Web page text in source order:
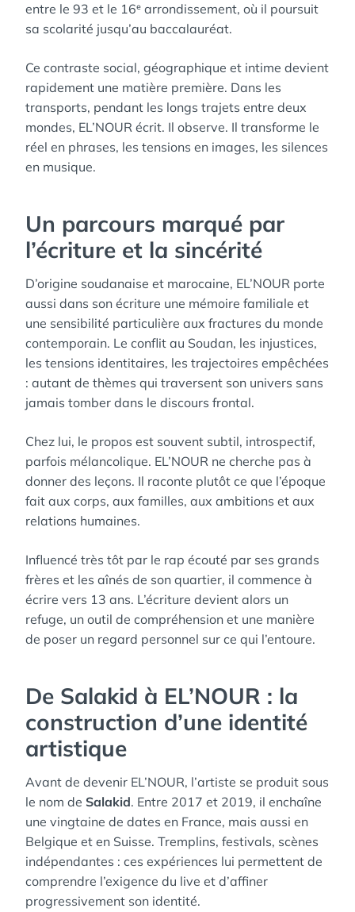
entre le 93 et le 16ᵉ arrondissement, où il poursuit
sa scolarité jusqu’au baccalauréat.
Ce contraste social, géographique et intime devient
rapidement une matière première. Dans les
transports, pendant les longs trajets entre deux
mondes, EL’NOUR écrit. Il observe. Il transforme le
réel en phrases, les tensions en images, les silences
en musique.
Un parcours marqué par
l’écriture et la sincérité
D’origine soudanaise et marocaine, EL’NOUR porte
aussi dans son écriture une mémoire familiale et
une sensibilité particulière aux fractures du monde
contemporain. Le conflit au Soudan, les injustices,
les tensions identitaires, les trajectoires empêchées
: autant de thèmes qui traversent son univers sans
jamais tomber dans le discours frontal.
Chez lui, le propos est souvent subtil, introspectif,
parfois mélancolique. EL’NOUR ne cherche pas à
donner des leçons. Il raconte plutôt ce que l’époque
fait aux corps, aux familles, aux ambitions et aux
relations humaines.
Influencé très tôt par le rap écouté par ses grands
frères et les aînés de son quartier, il commence à
écrire vers 13 ans. L’écriture devient alors un
refuge, un outil de compréhension et une manière
de poser un regard personnel sur ce qui l’entoure.
De Salakid à EL’NOUR : la
construction d’une identité
artistique
Avant de devenir EL’NOUR, l’artiste se produit sous
le nom de Salakid. Entre 2017 et 2019, il enchaîne
une vingtaine de dates en France, mais aussi en
Belgique et en Suisse. Tremplins, festivals, scènes
indépendantes : ces expériences lui permettent de
comprendre l’exigence du live et d’affiner
progressivement son identité.